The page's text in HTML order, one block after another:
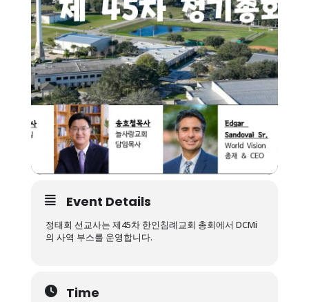
Event Details
정태회 선교사는 제45차 한인침례교회 총회에서 DCMi
의 사역 부스를 운영합니다.
Time